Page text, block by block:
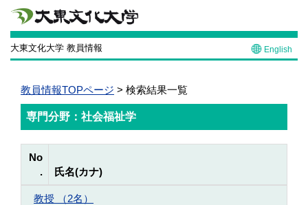
大東文化大学 教員情報 English
教員情報TOPページ > 検索結果一覧
専門分野：社会福祉学
No
.
氏名(カナ)
教授 （2名）